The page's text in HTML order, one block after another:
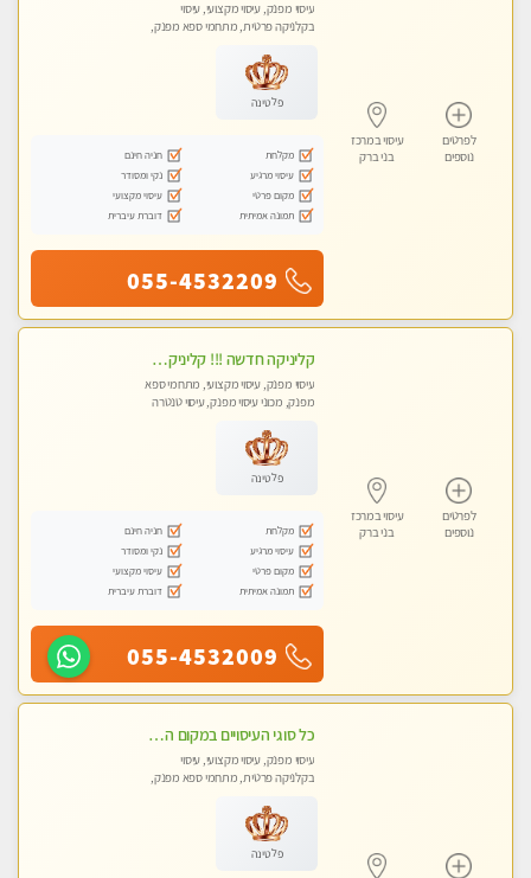
לפרטים
נוספים
עיסוי במרכז
בני ברק
עיסוי מפנק, עיסוי מקצועי, עיסוי
בקלניקה פרטית, מתחמי ספא מפנק,
פלטינה
מקלחת
חניה חינם
עיסוי מרגיע
נקי ומסודר
מקום פרטי
עיסוי מקצועי
תמונה אמיתית
דוברת עיברית
055-4532209
לפרטים
נוספים
עיסוי במרכז
בני ברק
קליניקה חדשה !!! קליניקה פרטית ואיכותית במיוחד בהרצליה
עיסוי מפנק, עיסוי מקצועי, מתחמי ספא
מפנק, מכוני עיסוי מפנק, עיסוי טנטרה
פלטינה
מקלחת
חניה חינם
עיסוי מרגיע
נקי ומסודר
מקום פרטי
עיסוי מקצועי
תמונה אמיתית
דוברת עיברית
055-4532009
כל סוגי העיסויים במקום הכי מושלם בעיר- בחולון
עיסוי מפנק, עיסוי מקצועי, עיסוי
בקלניקה פרטית, מתחמי ספא מפנק,
פלטינה